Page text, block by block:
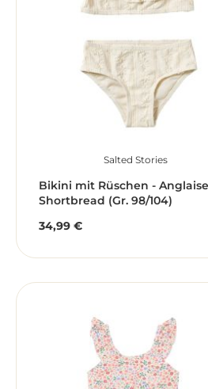
Salted Stories
Bikini mit Rüschen -
Shortbread (Gr. 98/104)
Regulärer Preis:
34,99 €